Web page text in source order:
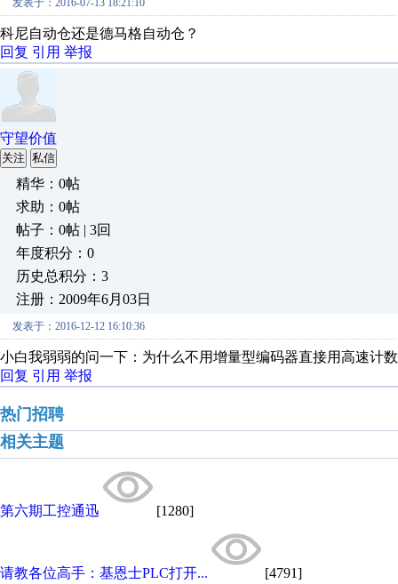
发表于：2016-07-13 18:21:10
科尼自动仓还是德马格自动仓？
回复 引用 举报
守望价值
关注 私信
精华：0帖
求助：0帖
帖子：0帖 | 3回
年度积分：0
历史总积分：3
注册：2009年6月03日
发表于：2016-12-12 16:10:36
小白我弱弱的问一下：为什么不用增量型编码器直接用高速计
回复 引用 举报
热门招聘
相关主题
第六期工控通迅 [1280]
请教各位高手：基恩士PLC打开... [4791]